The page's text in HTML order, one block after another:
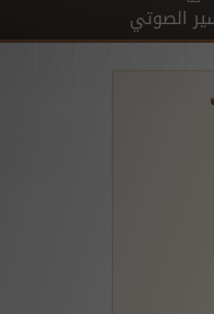
الصوتي